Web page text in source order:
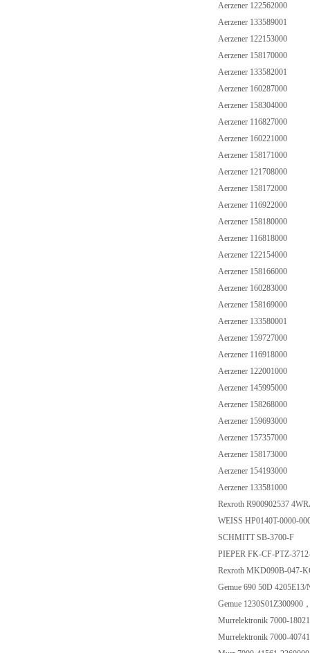
Aerzener 122562000
Aerzener 133589001
Aerzener 122153000
Aerzener 158170000
Aerzener 133582001
Aerzener 160287000
Aerzener 158304000
Aerzener 116827000
Aerzener 160221000
Aerzener 158171000
Aerzener 121708000
Aerzener 158172000
Aerzener 116922000
Aerzener 158180000
Aerzener 116818000
Aerzener 122154000
Aerzener 158166000
Aerzener 160283000
Aerzener 158169000
Aerzener 133580001
Aerzener 159727000
Aerzener 116918000
Aerzener 122001000
Aerzener 145995000
Aerzener 158268000
Aerzener 159693000
Aerzener 157357000
Aerzener 158173000
Aerzener 154193000
Aerzener 133581000
Rexroth R900902537
WEISS HP0140T-0000-
SCHMITT SB-3700-F
PIEPER FK-CF-PTZ-
Rexroth MKD090B-047-
Gemue 690 50D
Gemue
Murrelektronik 7000-
Murrelektronik 7000-